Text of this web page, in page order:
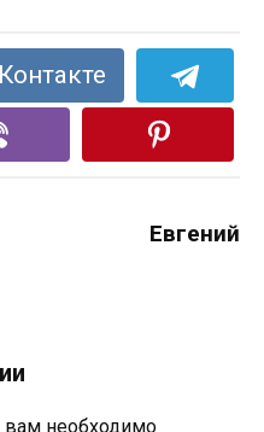
Евгений
вам необходимо